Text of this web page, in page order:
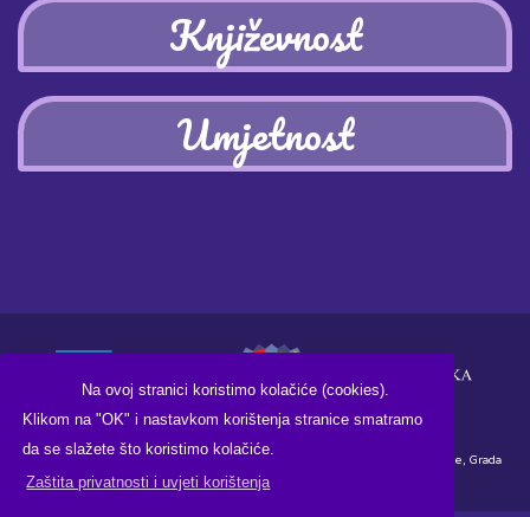
Na ovoj stranici koristimo kolačiće (cookies).
Klikom na "OK" i nastavkom korištenja stranice smatramo
da se slažete što koristimo kolačiće.
Zaštita privatnosti i uvjeti korištenja
Književnost
Umjetnost
Financirano sredstvima Ministarstva kulture i medija Republike Hrvatske, Grada
Koprivnice i Knjižnice i čitaonice "Fran Galović" Koprivnica.